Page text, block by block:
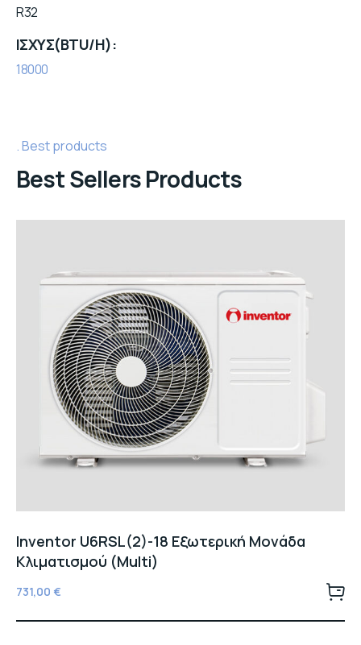
R32
ΙΣΧΥΣ(BTU/H)
18000
Best products
Best Sellers Products
Inventor U6RSL(2)-18 Εξωτερική Μονάδα
Κλιματισμού (Multi)
731,00 €